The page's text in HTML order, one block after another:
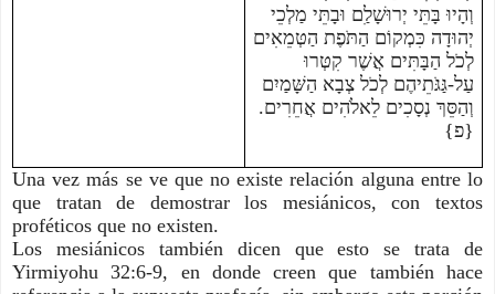
וְהָיוּ בָּתֵּי יְרוּשָׁלִַם וּבָתֵּי מַלְכֵי
יְהוּדָה כִּמְקוֹם הַתֹּפֶת הַטְּמֵאִים
לְכֹל הַבָּתִּים אֲשֶׁר קִטְּרוּ
עַל-גַּגֹּתֵיהֶם לְכֹל צְבָא הַשָּׁמַיִם
וְהַסֵּךְ נְסָכִים לֵאלֹהִים אֲחֵרִים.
{פ}
Una vez más se ve que no existe relación alguna entre lo
que tratan de demostrar los mesiánicos, con textos
proféticos que no existen.
Los mesiánicos también dicen que esto se trata de
Yirmiyohu 32:6-9, en donde creen que también hace